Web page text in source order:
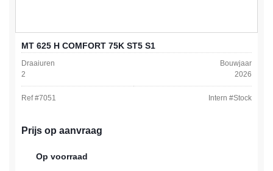
MT 625 H COMFORT 75K ST5 S1
Draaiuren
2
Bouwjaar
2026
Ref #7051 Intern #Stock
Prijs op aanvraag
Op voorraad